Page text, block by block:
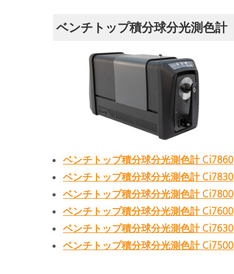
ベンチトップ積分球分光測色計
ベンチトップ積分球分光測色計 Ci7860
ベンチトップ積分球分光測色計 Ci7830
ベンチトップ積分球分光測色計 Ci7800
ベンチトップ積分球分光測色計 Ci7600
ベンチトップ積分球分光測色計 Ci7630
ベンチトップ積分球分光測色計 Ci7500